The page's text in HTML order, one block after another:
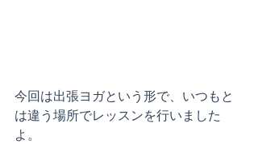
今回は出張ヨガという形で、いつもと
は違う場所でレッスンを行いました
よ。